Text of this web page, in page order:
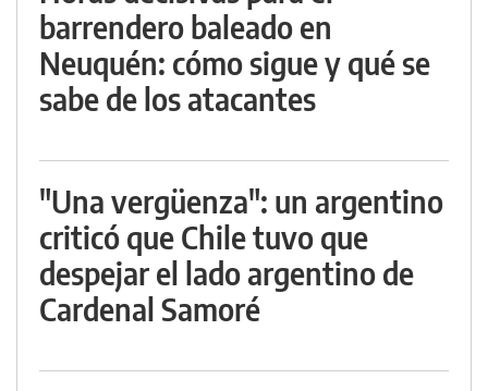
barrendero baleado en
Neuquén: cómo sigue y qué se
sabe de los atacantes
"Una vergüenza": un argentino
criticó que Chile tuvo que
despejar el lado argentino de
Cardenal Samoré